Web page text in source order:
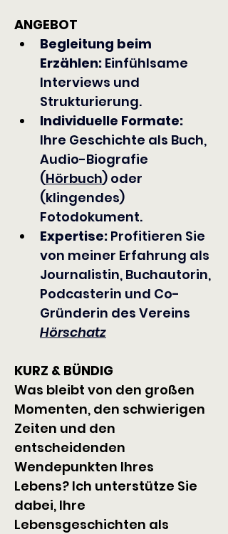
ANGEBOT
Begleitung beim
Erzählen: Einfühlsame
Interviews und
Strukturierung.
Individuelle Formate:
Ihre Geschichte als Buch,
Audio-Biografie
(Hörbuch) oder
(klingendes)
Fotodokument.
Expertise: Profitieren Sie
von meiner Erfahrung als
Journalistin, Buchautorin,
Podcasterin und Co-
Gründerin des Vereins
Hörschatz
KURZ & BÜNDIG
Was bleibt von den großen
Momenten, den schwierigen
Zeiten und den
entscheidenden
Wendepunkten Ihres
Lebens? Ich unterstütze Sie
dabei, Ihre
Lebensgeschichten als